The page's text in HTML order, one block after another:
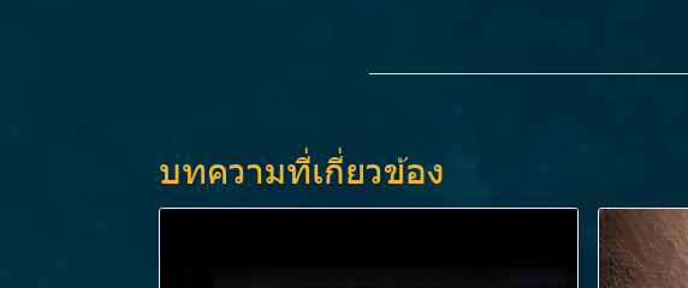
บทความที่เกี่ยวข้อง